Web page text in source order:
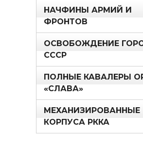
НАЧФИНЫ АРМИЙ И
ФРОНТОВ
ОСВОБОЖДЕНИЕ
СССР
ПОЛНЫЕ КАВАЛЕРЫ
«СЛАВА»
МЕХАНИЗИРОВАННЫЕ
КОРПУСА РККА